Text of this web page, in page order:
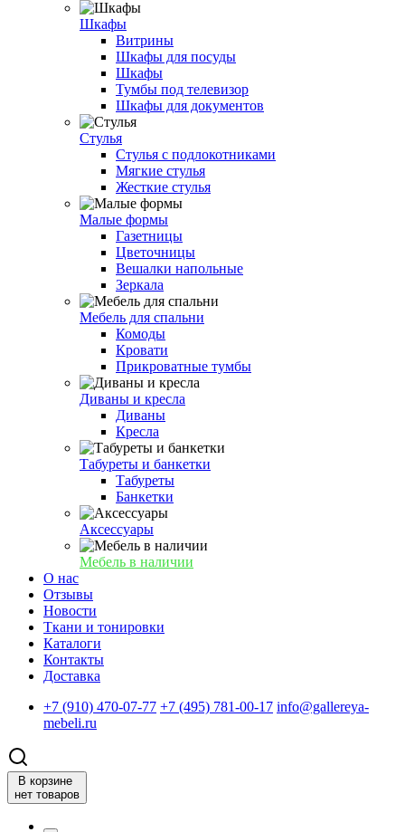
Шкафы
Витрины
Шкафы для посуды
Шкафы
Тумбы под телевизор
Шкафы для документов
Стулья
Стулья с подлокотниками
Мягкие стулья
Жесткие стулья
Малые формы
Газетницы
Цветочницы
Вешалки напольные
Зеркала
Мебель для спальни
Комоды
Кровати
Прикроватные тумбы
Диваны и кресла
Диваны
Кресла
Табуреты и банкетки
Табуреты
Банкетки
Аксессуары
Мебель в наличии
О нас
Отзывы
Новости
Ткани и тонировки
Каталоги
Контакты
Доставка
+7 (910) 470-07-77 +7 (495) 781-00-17 info@gallereya-
mebeli.ru
В корзине
нет товаров